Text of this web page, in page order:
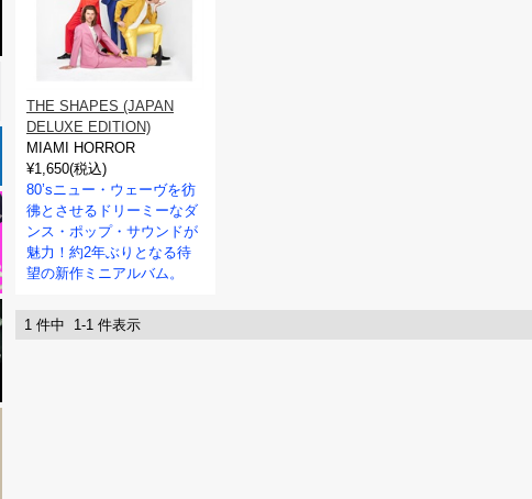
THE SHAPES (JAPAN
DELUXE EDITION)
MIAMI HORROR
¥1,650(税込)
80’sニュー・ウェーヴを彷
彿とさせるドリーミーなダ
ンス・ポップ・サウンドが
魅力！約2年ぶりとなる待
望の新作ミニアルバム。
1 件中 1-1 件表示